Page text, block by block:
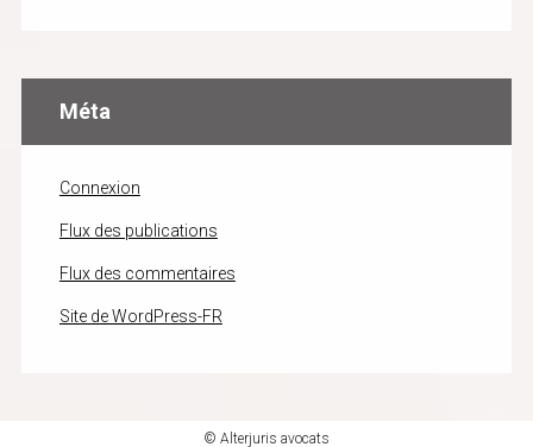
Méta
Connexion
Flux des publications
Flux des commentaires
Site de WordPress-FR
© Alterjuris avocats